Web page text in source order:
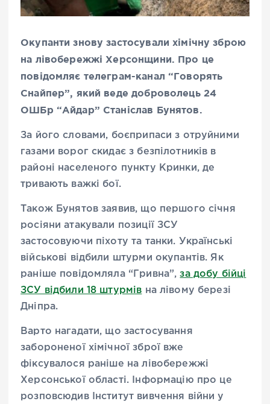
Окупанти знову застосували хімічну зброю
на лівобережжі Херсонщини. Про це
повідомляє телеграм-канал “Говорять
Снайпер”, який веде доброволець 24
ОШБр “Айдар” Станіслав Бунятов.
За його словами, боєприпаси з отруйними
газами ворог скидає з безпілотників в
районі населеного пункту Кринки, де
тривають важкі бої.
Також Бунятов заявив, що першого січня
росіяни атакували позиції ЗСУ
застосовуючи піхоту та танки. Українські
військові відбили штурми окупантів. Як
раніше повідомляла “Гривна”,за добу бійці
ЗСУ відбили 18 штурмів на лівому березі
Дніпра.
Варто нагадати, що застосування
забороненої хімічної зброї вже
фіксувалося раніше на лівобережжі
Херсонської області. Інформацію про це
розповсюдив Інститут вивчення війни у